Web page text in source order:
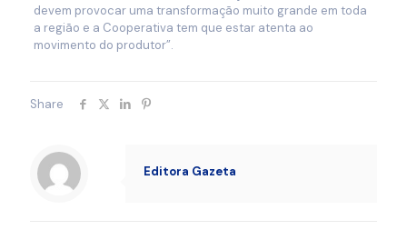
devem provocar uma transformação muito grande em toda
a região e a Cooperativa tem que estar atenta ao
movimento do produtor”.
Share
Editora Gazeta